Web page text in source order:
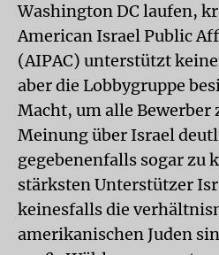
Washington DC laufen,
American Israel Public
(AIPAC) unterstützt
aber die Lobbygruppe
Macht, um alle Bewerber
Meinung über Israel
gegebenenfalls sogar zu
stärksten Unterstützer
keinesfalls die
amerikanischen Juden